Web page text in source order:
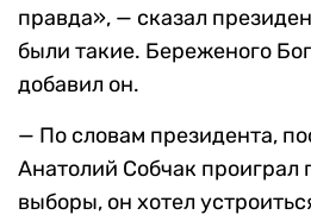
правда», — сказал
были такие. Береженого
добавил он.
— По словам президента,
Анатолий Собчак проиграл
выборы, он хотел